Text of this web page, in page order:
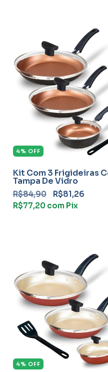
4% OFF
Kit Com 3 Frigideiras
Tampa De Vidro
R$84,90
R$81,26
R$77,20 com Pix
4% OFF